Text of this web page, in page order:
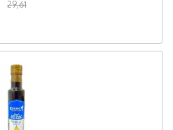
29,61